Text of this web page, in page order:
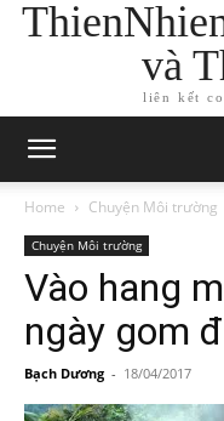
và
liên kết
Home Chuyện Môi trường
Chuyện Môi trường
Vào hang
ngày gom
Bạch Dương - 18/04/2017